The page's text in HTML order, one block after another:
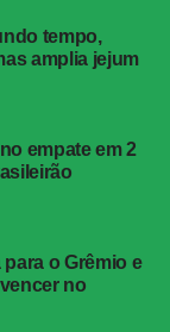
Brítez e
de Lucas
o Vitória
de fundo e
e a
final.
tempo,
amplia jejum
empate em 2
o Grêmio e
no